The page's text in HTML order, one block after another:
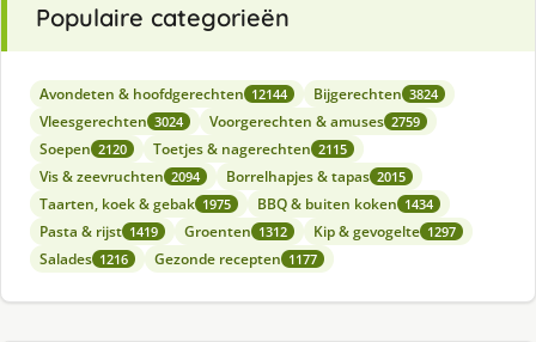
Populaire categorieën
Avondeten & hoofdgerechten 12144 Bijgerechten 3824
Vleesgerechten 3024 Voorgerechten & amuses 2759
Soepen 2120 Toetjes & nagerechten 2115
Vis & zeevruchten 2094 Borrelhapjes & tapas 2015
Taarten, koek & gebak 1975 BBQ & buiten koken 1434
Pasta & rijst 1419 Groenten 1312 Kip & gevogelte 1297
Salades 1216 Gezonde recepten 1177